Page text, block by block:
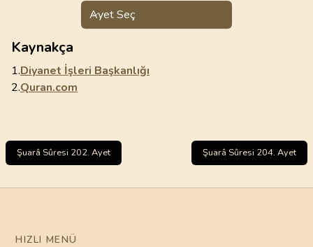
Ayet Seç
Kaynakça
1.Diyanet İşleri Başkanlığı
2.Quran.com
Şuarâ Sûresi 202. Ayet Şuarâ Sûresi 204. Ayet
HIZLI MENÜ